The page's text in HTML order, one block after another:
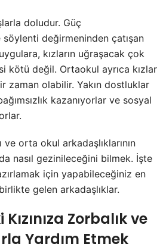
doludur. Güç
değirmeninden çatışan
kızların uğraşacak çok
kötü değil. Ortaokul ayrıca kızlar
zaman olabilir. Yakın dostluklar
kazanıyorlar ve sosyal
ve orta okul arkadaşlıklarının
nasıl gezinileceğini bilmek. İşte
için yapabileceğiniz en
gelen arkadaşlıklar.
Zorbalık ve
Yardım Etmek